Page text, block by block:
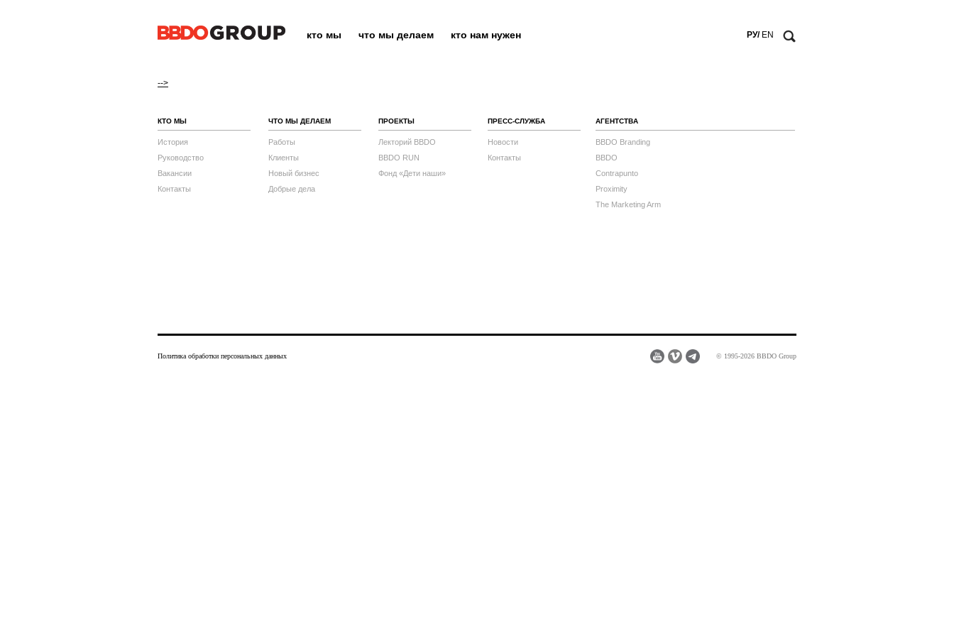
кто мы что мы делаем кто нам нужен РУ/ EN
-->
КТО МЫ
История
Руководство
Вакансии
Контакты
ЧТО МЫ ДЕЛАЕМ
Работы
Клиенты
Новый бизнес
Добрые дела
ПРОЕКТЫ
Лекторий BBDO
BBDO RUN
Фонд «Дети наши»
ПРЕСС-СЛУЖБА
Новости
Контакты
АГЕНТСТВА
BBDO Branding
BBDO
Contrapunto
Proximity
The Marketing Arm
© 1995-2026 BBDO Group
Политика обработки персональных данных